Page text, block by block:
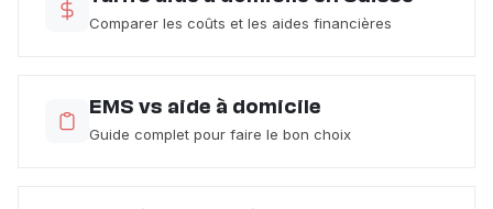
Comparer les coûts et les aides financières
EMS vs aide à domicile
Guide complet pour faire le bon choix